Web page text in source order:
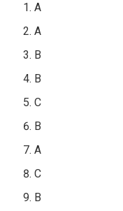
A
A
B
B
C
B
A
C
B